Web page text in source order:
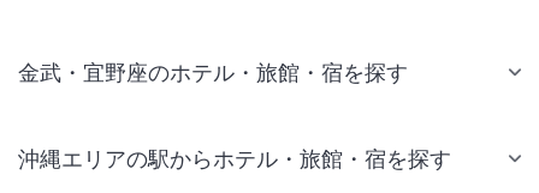
金武・宜野座のホテル・旅館・宿を探す
沖縄エリアの駅からホテル・旅館・宿を探す